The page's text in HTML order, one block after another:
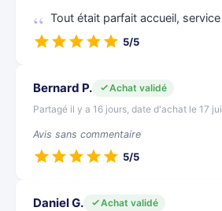
Tout était parfait accueil,
5/5
Bernard P.
Achat validé
Partagé il y a 16 jours, date d'achat le 17
Avis sans commentaire
5/5
Daniel G.
Achat validé